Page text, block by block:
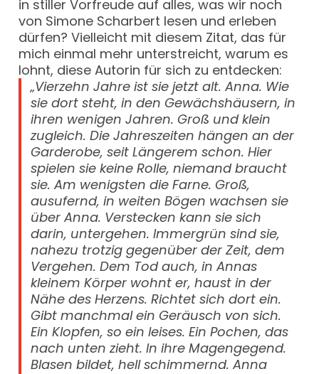
in stiller Vorfreude auf alles, was wir noch
von Simone Scharbert lesen und erleben
dürfen? Vielleicht mit diesem Zitat, das für
mich einmal mehr unterstreicht, warum es
lohnt, diese Autorin für sich zu entdecken:
„Vierzehn Jahre ist sie jetzt alt. Anna. Wie
sie dort steht, in den Gewächshäusern, in
ihren wenigen Jahren. Groß und klein
zugleich. Die Jahreszeiten hängen an der
Garderobe, seit Längerem schon. Hier
spielen sie keine Rolle, niemand braucht
sie. Am wenigsten die Farne. Groß,
ausufernd, in weiten Bögen wachsen sie
über Anna. Verstecken kann sie sich
darin, untergehen. Immergrün sind sie,
nahezu trotzig gegenüber der Zeit, dem
Vergehen. Dem Tod auch, in Annas
kleinem Körper wohnt er, haust in der
Nähe des Herzens. Richtet sich dort ein.
Gibt manchmal ein Geräusch von sich.
Ein Klopfen, so ein leises. Ein Pochen, das
nach unten zieht. In ihre Magengegend.
Blasen bildet, hell schimmernd. Anna